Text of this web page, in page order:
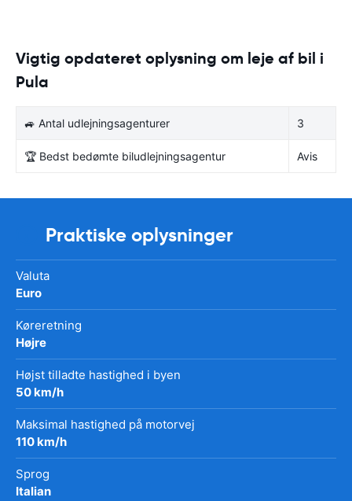
Vigtig opdateret oplysning om leje af bil i
Pula
🚙 Antal udlejningsagenturer 3
🏆 Bedst bedømte biludlejningsagentur Avis
Praktiske oplysninger
Valuta
Euro
Køreretning
Højre
Højst tilladte hastighed i byen
50 km/h
Maksimal hastighed på motorvej
110 km/h
Sprog
Italian